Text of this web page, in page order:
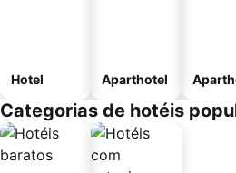
Hotel Aparthotel
Categorias de hotéis